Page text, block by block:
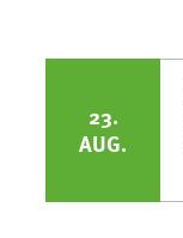
23.
AUG.